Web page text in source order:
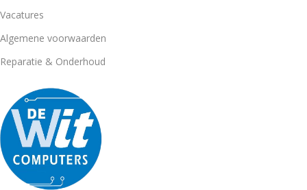
Vacatures
Algemene voorwaarden
Reparatie & Onderhoud